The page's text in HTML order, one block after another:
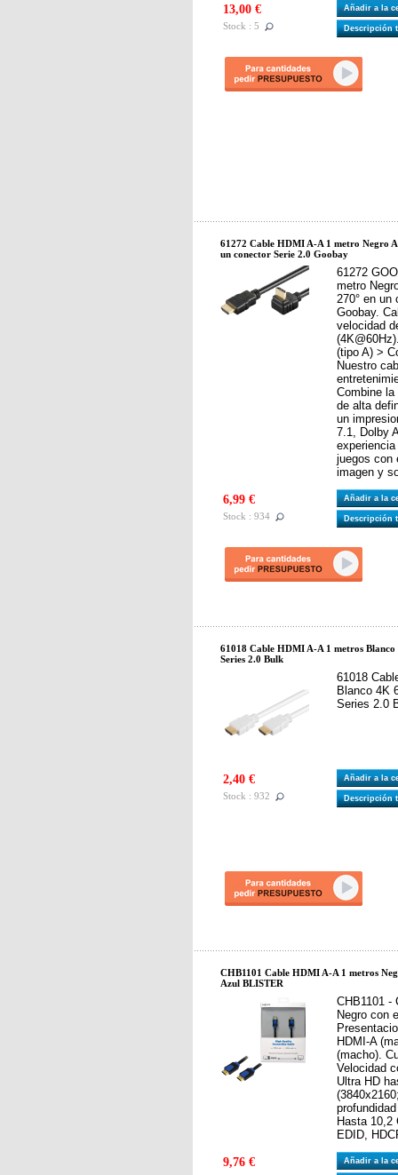
13,00 €
Stock : 5
Añadir a la
Descripción
61272 Cable HDMI A-A 1 metro Negro
un conector Serie 2.0 Goobay
61272
metro
270° en un
Goobay.
velocidad
(tipo A) >
Nuestro
Combine
de alta
un
7.1, Dolby
juegos con
imagen y
6,99 €
Stock : 934
Añadir a la
Descripción
61018 Cable HDMI A-A 1 metros
Series 2.0 Bulk
61018
Blanco 4K
Series 2.0
2,40 €
Stock : 932
Añadir a la
Descripción
CHB1101 Cable HDMI A-A 1 metros
Azul BLISTER
CHB1101 -
Negro con
HDMI-A
(macho).
Velocidad
Ultra HD
Hasta 10,2
EDID,
9,76 € Añadir a la